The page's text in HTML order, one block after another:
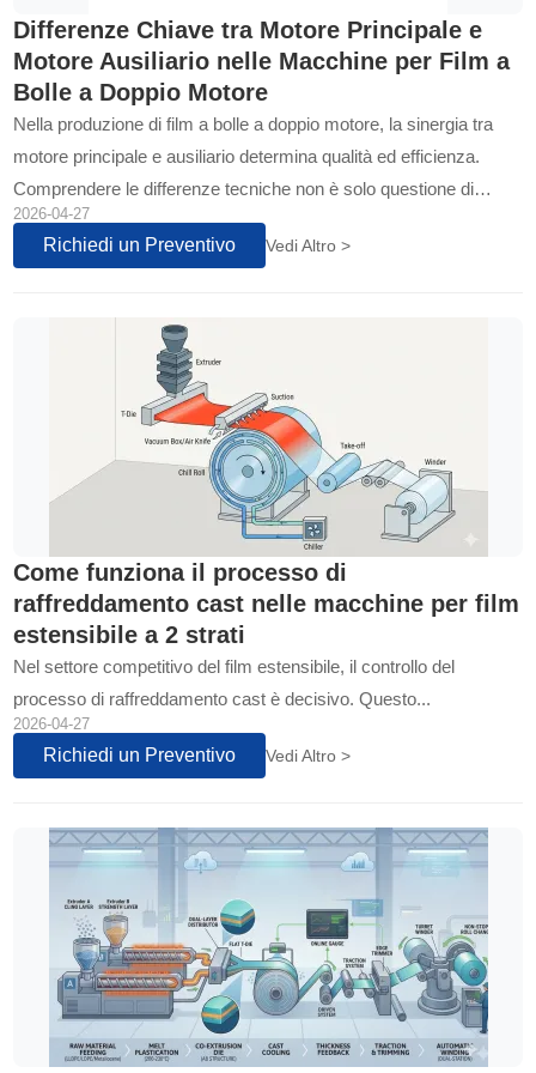
Differenze Chiave tra Motore Principale e
Motore Ausiliario nelle Macchine per Film a
Bolle a Doppio Motore
Nella produzione di film a bolle a doppio motore, la sinergia tra
motore principale e ausiliario determina qualità ed efficienza.
Comprendere le differenze tecniche non è solo questione di
specifiche, ma di ottimizzazione degli investimenti...
2026-04-27
Richiedi un Preventivo Vedi Altro >
Come funziona il processo di
raffreddamento cast nelle macchine per film
estensibile a 2 strati
Nel settore competitivo del film estensibile, il controllo del
processo di raffreddamento cast è decisivo. Questo...
2026-04-27
Richiedi un Preventivo Vedi Altro >